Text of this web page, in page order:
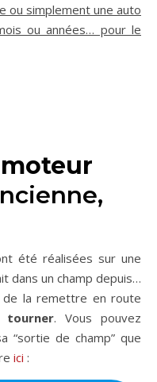
ou simplement une auto
ou années… pour le
été réalisées sur une
dans un champ depuis…
de la remettre en route
tourner. Vous pouvez
“sortie de champ” que
ici :